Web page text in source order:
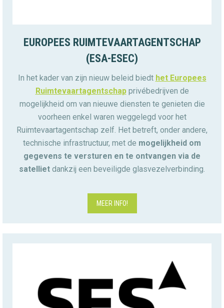
EUROPEES RUIMTEVAARTAGENTSCHAP
(ESA-ESEC)
In het kader van zijn nieuw beleid biedt het Europees
Ruimtevaartagentschapprivébedrijven de
mogelijkheid om van nieuwe diensten te genieten die
voorheen enkel waren weggelegd voor het
Ruimtevaartagentschap zelf. Het betreft, onder andere,
technische infrastructuur, met de mogelijkheid om
gegevens te versturen en te ontvangen via de
satelliet dankzij een beveiligde glasvezelverbinding.
MEER INFO!